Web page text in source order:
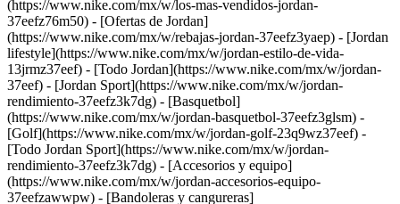
(https://www.nike.com/mx/w/los-mas-vendidos-jordan-
37eefz76m50) - [Ofertas de Jordan]
(https://www.nike.com/mx/w/rebajas-jordan-37eefz3yaep) - [Jordan
lifestyle](https://www.nike.com/mx/w/jordan-estilo-de-vida-
13jrmz37eef) - [Todo Jordan](https://www.nike.com/mx/w/jordan-
37eef) - [Jordan Sport](https://www.nike.com/mx/w/jordan-
rendimiento-37eefz3k7dg) - [Basquetbol]
(https://www.nike.com/mx/w/jordan-basquetbol-37eefz3glsm) -
[Golf](https://www.nike.com/mx/w/jordan-golf-23q9wz37eef) -
[Todo Jordan Sport](https://www.nike.com/mx/w/jordan-
rendimiento-37eefz3k7dg) - [Accesorios y equipo]
(https://www.nike.com/mx/w/jordan-accesorios-equipo-
37eefzawwpw) - [Bandoleras y cangureras]